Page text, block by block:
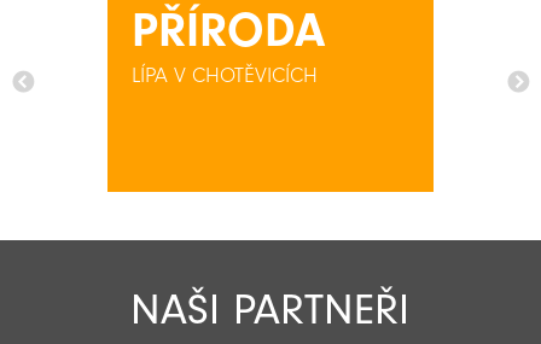
PŘÍRODA
LÍPA V CHOTĚVICÍCH
NAŠI PARTNEŘI